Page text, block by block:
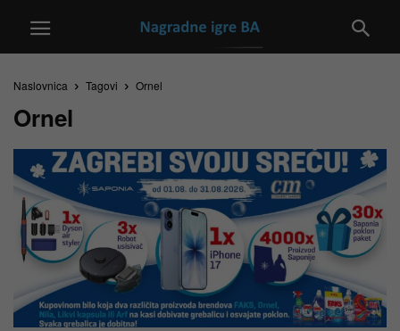
Naslovnica Tagovi Ornel
Ornel